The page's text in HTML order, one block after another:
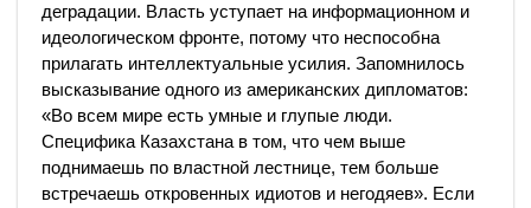
деградации. Власть уступает на информационном и
идеологическом фронте, потому что неспособна
прилагать интеллектуальные усилия. Запомнилось
высказывание одного из американских дипломатов:
«Во всем мире есть умные и глупые люди.
Специфика Казахстана в том, что чем выше
поднимаешь по властной лестнице, тем больше
встречаешь откровенных идиотов и негодяев». Если